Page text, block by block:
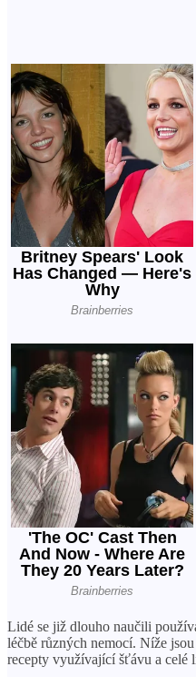
Lidé se již dlouho naučili
léčbě různých nemocí. Níže
recepty využívající šťávu a celé